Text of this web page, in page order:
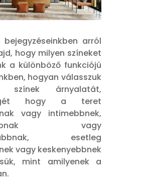
bejegyzéseinkben arról
hogy milyen színeket
a különböző funkciójú
hogyan válasszuk
árnyalatát,
hogy a teret
vagy intimebbnek,
vagy
esetleg
vagy keskenyebbnek
mint amilyenek a